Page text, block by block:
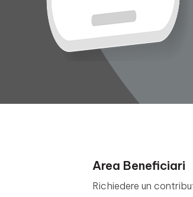
Area Beneficiari
Richiedere un